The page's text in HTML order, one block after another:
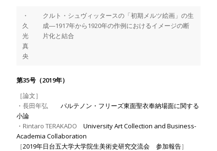
・
久
光
真
央
クルト・シュヴィッタースの「初期メルツ絵画」の生
成―1917年から1920年の作例におけるイメージの断
片化と結合
第35号（2019年）
［論文］
・長田年弘 パルテノン・フリーズ東面聖衣奉納場面に関する
小論
・Rintaro TERAKADO University Art Collection and Business-
Academia Collaboration
［2019年日台五大学大学院生美術史研究交流会 参加報告］